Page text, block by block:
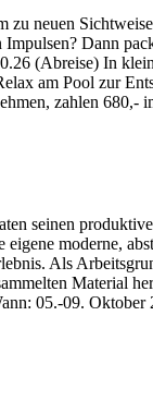
neuen
Dann
(Abreise) In
am Pool zur
zahlen 680,-
seinen
moderne,
Als
Material
05.-09. Oktober